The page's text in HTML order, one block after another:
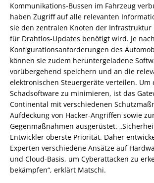
Kommunikations-Bussen im Fahrzeug
haben Zugriff auf alle relevanten
sie den zentralen Knoten der Infrastruktur
für Drahtlos-Updates benötigt wird. Je nach
Konfigurationsanforderungen des
können sie zudem heruntergeladene
vorübergehend speichern und an die
elektronischen Steuergeräte verteilen. Um
Schadsoftware zu minimieren, ist das
Continental mit verschiedenen
Aufdeckung von Hacker-Angriffen sowie
Gegenmaßnahmen ausgerüstet.
Entwickler oberste Priorität. Daher
Experten verschiedene Ansätze auf
und Cloud-Basis, um Cyberattacken zu
bekämpfen“, erklärt Matschi.